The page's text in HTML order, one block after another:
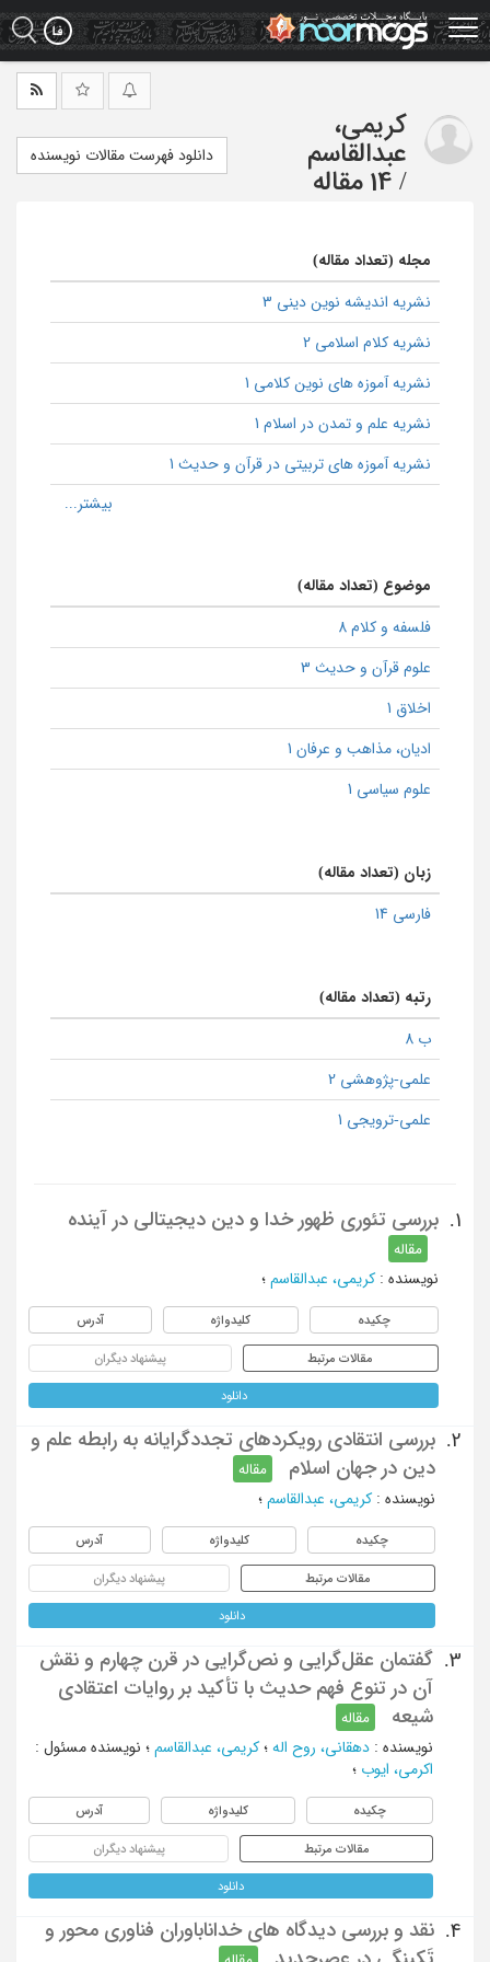
Skip
to
main
کریمی،
عبدالقاسم
/ 14 مقاله
دانلود فهرست مقالات نویسنده
مجله (تعداد مقاله)
نشریه اندیشه نوین دینی 3
نشریه کلام اسلامی 2
نشریه آموزه های نوین کلامی 1
نشریه علم و تمدن در اسلام 1
نشریه آموزه های تربیتی در قرآن و حدیث 1
موضوع (تعداد مقاله)
فلسفه و کلام 8
علوم قرآن و حدیث 3
اخلاق 1
ادیان، مذاهب و عرفان 1
علوم سیاسی 1
زبان (تعداد مقاله)
فارسی 14
رتبه (تعداد مقاله)
ب 8
علمی-پژوهشی 2
علمی-ترویجی 1
1. بررسی تئوری ظهور خدا و دین دیجیتالی در آینده
مقاله
نویسنده : کریمی، عبدالقاسم ؛
چکیده کلیدواژه آدرس
مقالات مرتبط پیشنهاد دیگران
دانلود
2.
بررسی انتقادی رویکردهای تجددگرایانه به رابطه علم و
دین در جهان اسلام
مقاله
نویسنده : کریمی، عبدالقاسم ؛
چکیده کلیدواژه آدرس
مقالات مرتبط پیشنهاد دیگران
دانلود
3.
گفتمان عقل‌گرایی و نص‌گرایی در قرن چهارم و نقش
آن در تنوع فهم حدیث با تأکید بر روایات اعتقادی
شیعه
مقاله
نویسنده : دهقانی، روح اله ؛ کریمی، عبدالقاسم ؛ نویسنده مسئول :
اکرمی، ایوب ؛
چکیده کلیدواژه آدرس
مقالات مرتبط پیشنهاد دیگران
دانلود
4.
نقد و بررسی دیدگاه های خداناباوران فناوری محور و
تَکینِگی در عصرجدید